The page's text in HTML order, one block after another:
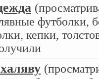
футболки,
кепки,